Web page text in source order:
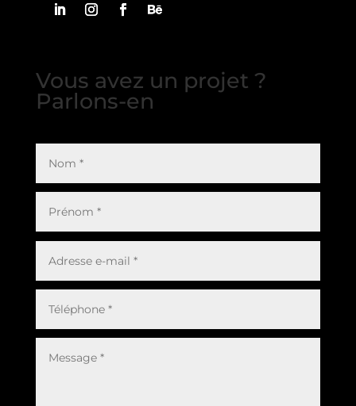
Vous avez un projet ?
Parlons-en